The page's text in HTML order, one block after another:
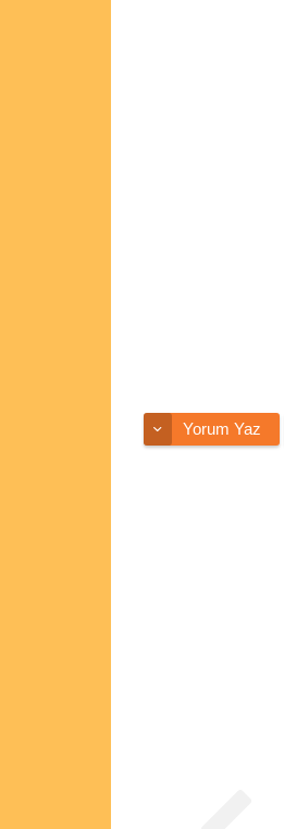
Yorum Yaz